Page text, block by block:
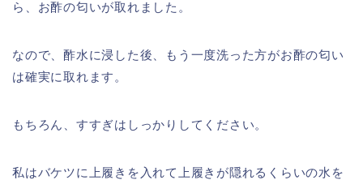
ら、お酢の匂いが取れました。
なので、酢水に浸した後、もう一度洗った方がお酢の匂い
は確実に取れます。
もちろん、すすぎはしっかりしてください。
私はバケツに上履きを入れて上履きが隠れるくらいの水を